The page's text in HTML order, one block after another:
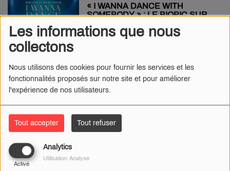
Les informations que nous
collectons
Nous utilisons des cookies pour fournir les services et les
fonctionnalités proposés sur notre site et pour améliorer
l'expérience de nos utilisateurs.
Tout accepter Tout refuser
Analytics
Activé
Utilisation: Analyse
« I WANNA DANCE WITH
SOMEBODY » : LE BIOPIC SUR
WHITNEY HOUSTON ARRIVE EN
SALLE
THE WEEKND EN TOURNÉE :
TROIS CONCERTS EN FRANCE
DONT UN STADE DE FRANCE
RUPTURE RÉCENTE AVEC